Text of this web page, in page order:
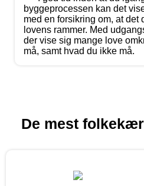
byggeprocessen kan det
med en forsikring om, at det
lovens rammer. Med
der vise sig mange love
må, samt hvad du ikke må.
De mest